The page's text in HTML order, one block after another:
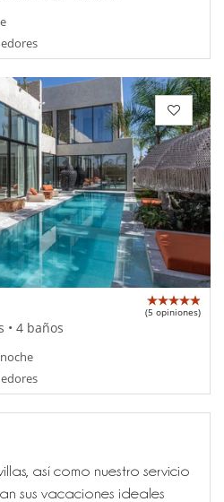
(5 opiniones)
• 4 baños
así como nuestro servicio
sus vacaciones ideales